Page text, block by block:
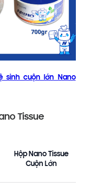
sinh cuộn lớn Nano
Tissue
Hộp Nano Tissue
Cuộn Lớn